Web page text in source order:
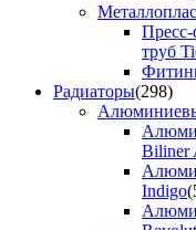
труб
Радиаторы(298)
Biliner
Indigo